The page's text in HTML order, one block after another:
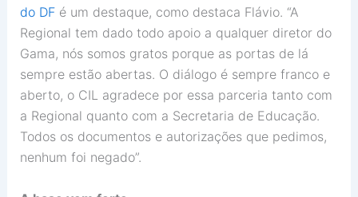
do DFé um destaque, como destaca Flávio. “A
Regional tem dado todo apoio a qualquer diretor do
Gama, nós somos gratos porque as portas de lá
sempre estão abertas. O diálogo é sempre franco e
aberto, o CIL agradece por essa parceria tanto com
a Regional quanto com a Secretaria de Educação.
Todos os documentos e autorizações que pedimos,
nenhum foi negado”.